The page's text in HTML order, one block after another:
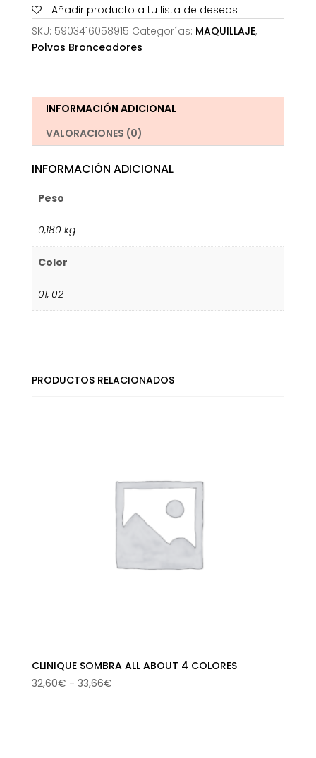
Face
Cream
cantidad
Añadir producto a tu lista de deseos
SKU: 5903416058915 Categorías: MAQUILLAJE,
Polvos Bronceadores
INFORMACIÓN ADICIONAL
VALORACIONES (0)
INFORMACIÓN ADICIONAL
Peso
0,180 kg
Color
01, 02
PRODUCTOS RELACIONADOS
CLINIQUE SOMBRA ALL ABOUT 4 COLORES
32,60€ - 33,66€Rango